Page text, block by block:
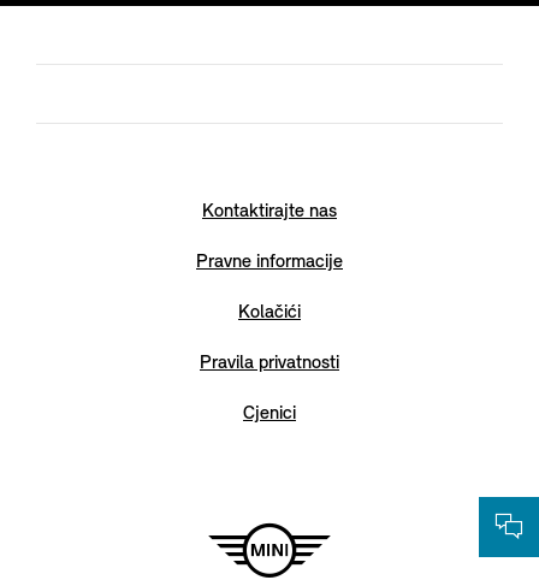
Kontaktirajte nas
Pravne informacije
Kolačići
Pravila privatnosti
Cjenici